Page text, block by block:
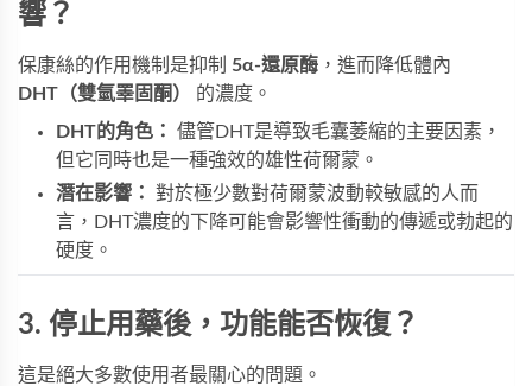
響？
保康絲的作用機制是抑制 5α-還原酶 ，進而降低體內
DHT（雙氫睪固酮）
的濃度。
DHT的角色：
儘管DHT是導致毛囊萎縮的主要因素，
但它同時也是一種強效的雄性荷爾蒙。
潛在影響：
對於極少數對荷爾蒙波動較敏感的人而
言，DHT濃度的下降可能會影響性衝動的傳遞或勃起的
硬度。
3. 停止用藥後，功能能否恢復？
這是絕大多數使用者最關心的問題。